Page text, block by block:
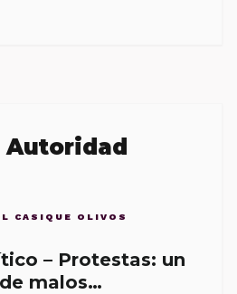
Autoridad
CASIQUE OLIVOS
– Protestas: un
malos